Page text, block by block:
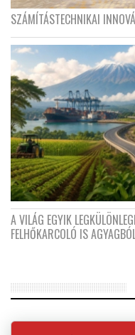
SZÁMÍTÁSTECHNIKAI
A VILÁG EGYIK
FELHŐKARCOLÓ IS